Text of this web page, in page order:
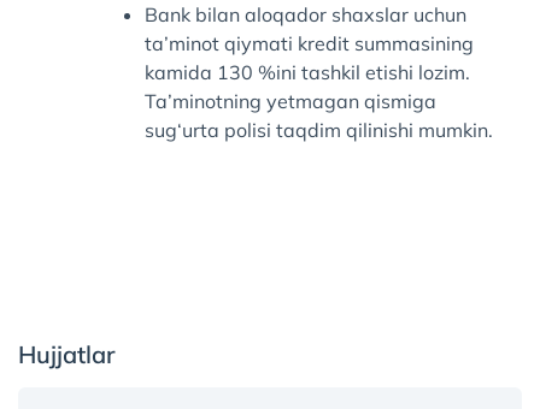
Bank bilan aloqador shaxslar uchun
ta’minot qiymati kredit summasining
kamida 130 %ini tashkil etishi lozim.
Ta’minotning yetmagan qismiga
sug‘urta polisi taqdim qilinishi mumkin.
Hujjatlar